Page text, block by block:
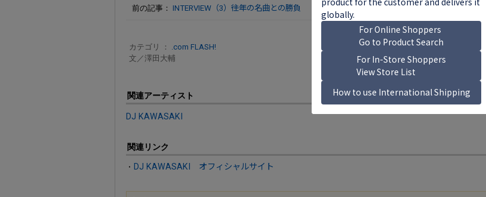
前の記事： INTERVIEW（3）――往年の名曲との勝負
カテゴリ ： .com FLASH!
文／澤田大輔
関連アーティスト
DJ KAWASAKI
関連リンク
DJ KAWASAKI オフィシャルサイト